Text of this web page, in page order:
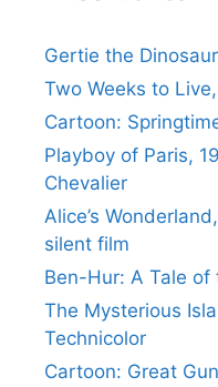
Gertie the
Two Weeks to
Cartoon:
Playboy of Paris,
Chevalier
Alice’s
silent film
Ben-Hur: A Tale of
The Mysterious
Technicolor
Cartoon: Great